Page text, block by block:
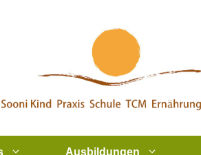
Ausbildungen